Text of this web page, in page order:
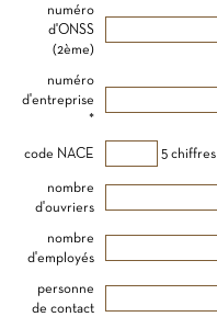
numéro
d'ONSS
(2ème)
numéro
d'entreprise
*
code NACE 5 chiffres
nombre
d'ouvriers
nombre
d'employés
personne
de contact